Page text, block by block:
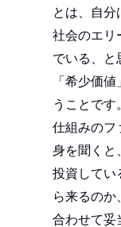
とは、自分
社会のエリ
でいる、と
「希少価
うことで
仕組みのフ
身を聞くと
投資してい
ら来るのか
合わせて妥